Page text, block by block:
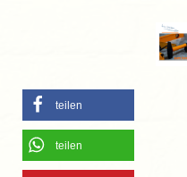
teilen
teilen